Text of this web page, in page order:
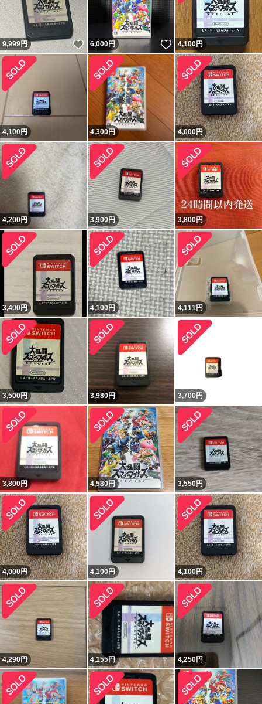
9,999円 いいね！
6,000円 いいね！
4,100円
4,100円 4,300円 4,000円
4,200円 3,900円 3,800円
3,400円 4,100円 4,111円
3,500円 3,980円 3,700 円
3,800円 4,580円 3,550円
4,000円 4,100円 4,100円
4,290円 4,155円 4,250円